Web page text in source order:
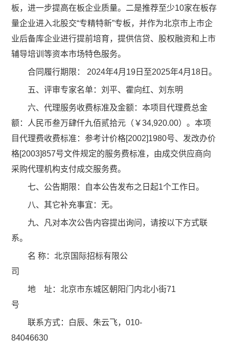
板，进一步提高在板企业质量。二是推荐至少10家在板存
量企业进入北股交“专精特新”专板，并作为北京市上市企
业后备库企业进行提前培育，提供信贷、股权融资和上市
辅导培训等资本市场特色服务。
合同履行期限： 2024年4月19日至2025年4月18日。
五、评审专家名单：刘平、霍向红、刘东明
六、代理服务收费标准及金额：本项目代理费总金
额：人民币叁万肆仟九佰贰拾元（￥34,920.00）。本项
目代理费收费标准：参考计价格[2002]1980号、发改办价
格[2003]857号文件规定的服务费标准，由成交供应商向
采购代理机构支付成交服务费。
七、公告期限：自本公告发布之日起1个工作日。
八、其它补充事宜：无。
九、凡对本次公告内容提出询问，请按以下方式联
系。
名 称：北京国际招标有限公
司
地 址：北京市东城区朝阳门内北小街71
号
联系方式：白辰、朱云飞，010-
84046630